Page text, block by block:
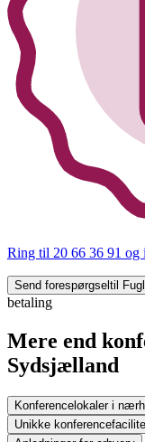
Ring til 20 66 36 91 og
Send forespørgsel til
betaling
Mere end
Sydsjælland
Konferencelokaler i
Unikke